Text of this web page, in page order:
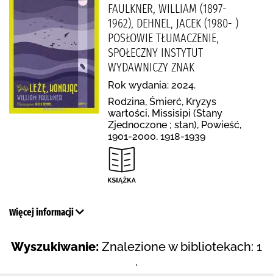
FAULKNER, WILLIAM (1897-
1962), DEHNEL, JACEK (1980- )
POSŁOWIE TŁUMACZENIE,
SPOŁECZNY INSTYTUT
WYDAWNICZY ZNAK
Rok wydania: 2024.
Rodzina, Śmierć, Kryzys
wartości, Missisipi (Stany
Zjednoczone ; stan), Powieść,
1901-2000, 1918-1939
Więcej informacji
Wyszukiwanie: Znalezione w bibliotekach: 1
.